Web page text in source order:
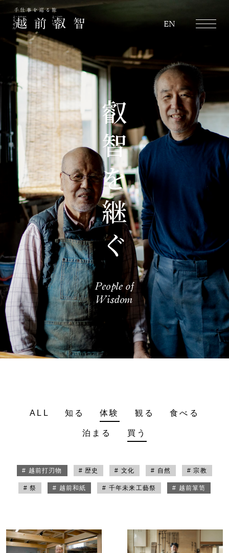
EN
ALL 知る 体験 観る 食べる
泊まる 買う
# 越前打刃物 # 歴史 # 文化 # 自然 # 宗教
# 祭 # 越前和紙 # 千年未来工藝祭 # 越前箪笥